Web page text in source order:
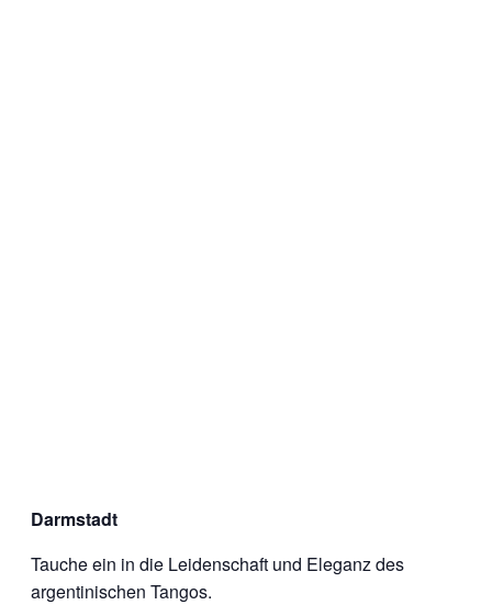
Darmstadt
Tauche ein in die Leidenschaft und Eleganz des
argentinischen Tangos.